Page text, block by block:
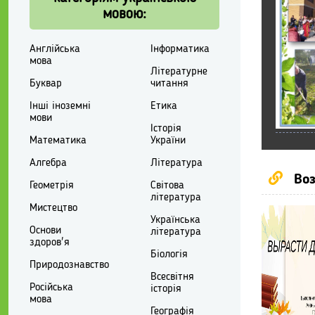
мовою:
Англійська
мова
Буквар
Інші іноземні
мови
Математика
Алгебра
Геометрія
Мистецтво
Основи
здоров'я
Природознавство
Російська
мова
Інформатика
Літературне
читання
Етика
Історія
України
Література
Світова
література
Українська
література
Біологія
Всесвітня
історія
Географія